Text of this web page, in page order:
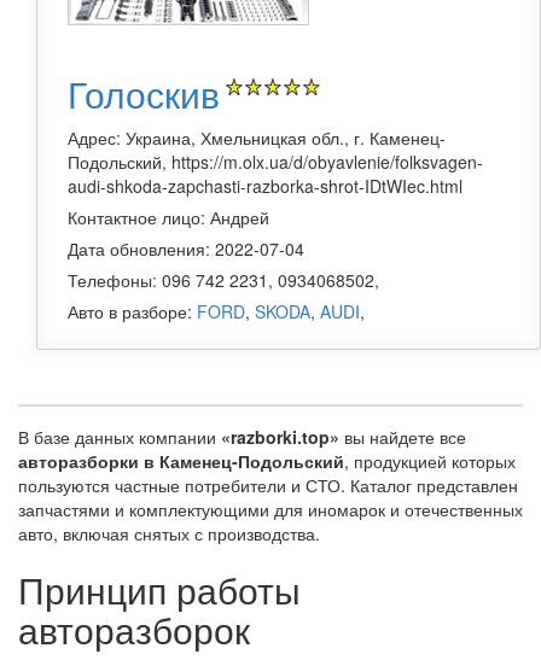
Голоскив
Адрес: Украина, Хмельницкая обл., г. Каменец-
Подольский, https://m.olx.ua/d/obyavlenie/folksvagen-
audi-shkoda-zapchasti-razborka-shrot-IDtWIec.html
Контактное лицо: Андрей
Дата обновления: 2022-07-04
Телефоны: 096 742 2231, 0934068502,
Авто в разборе: FORD, SKODA, AUDI,
В базе данных компании «razborki.top» вы найдете все
авторазборки в Каменец-Подольский, продукцией которых
пользуются частные потребители и СТО. Каталог представлен
запчастями и комплектующими для иномарок и отечественных
авто, включая снятых с производства.
Принцип работы
авторазборок